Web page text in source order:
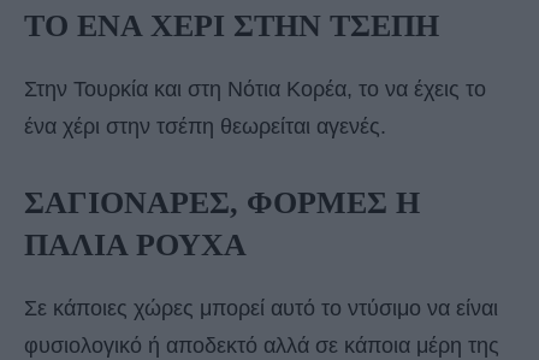
ΤΟ ΕΝΑ ΧΕΡΙ ΣΤΗΝ ΤΣΕΠΗ
Στην Τουρκία και στη Νότια Κορέα, το να έχεις το
ένα χέρι στην τσέπη θεωρείται αγενές.
ΣΑΓΙΟΝΑΡΕΣ, ΦΟΡΜΕΣ Η
ΠΑΛΙΑ ΡΟΥΧΑ
Σε κάποιες χώρες μπορεί αυτό το ντύσιμο να είναι
φυσιολογικό ή αποδεκτό αλλά σε κάποια μέρη της